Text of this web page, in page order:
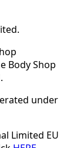
Body Shop
under
Limited EU